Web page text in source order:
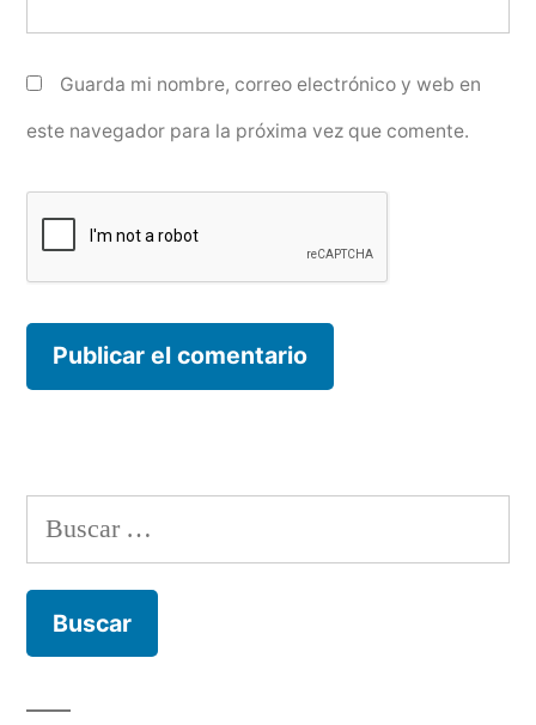
Guarda mi nombre, correo electrónico y web en
este navegador para la próxima vez que comente.
Buscar: